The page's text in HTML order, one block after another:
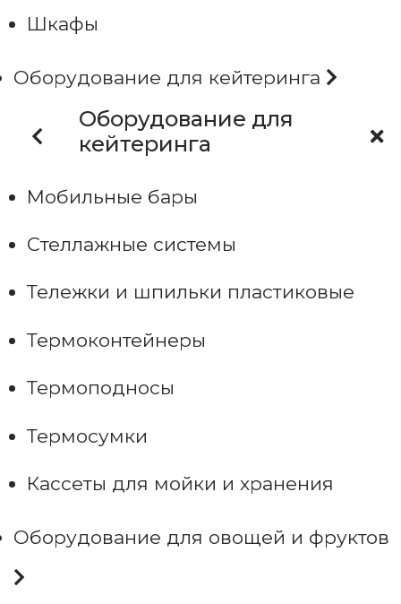
Шкафы
Оборудование для кейтеринга
Оборудование для
кейтеринга
Мобильные бары
Стеллажные системы
Тележки и шпильки пластиковые
Термоконтейнеры
Термоподносы
Термосумки
Кассеты для мойки и хранения
Оборудование для овощей и фруктов